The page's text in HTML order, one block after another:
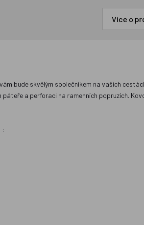
Více o
bude skvělým společníkem na vašich
a perforaci na ramenních popruzích.
: